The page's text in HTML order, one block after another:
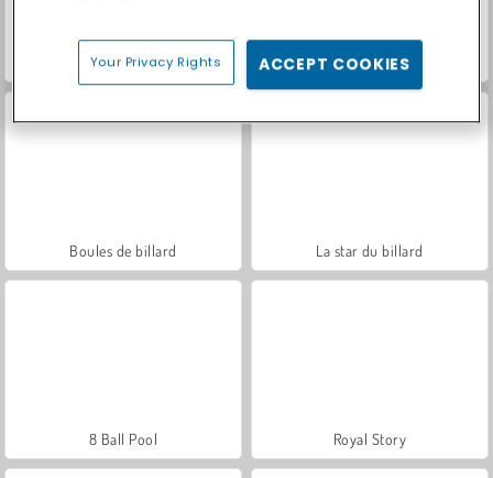
8 Ball Pool with Friends Pool: 8 Ball Billiards Snooker
Boules de billard La star du billard
8 Ball Pool Royal Story
Your Privacy Rights ACCEPT COOKIES